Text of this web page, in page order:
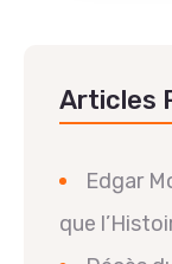
Articles
Edgar
que